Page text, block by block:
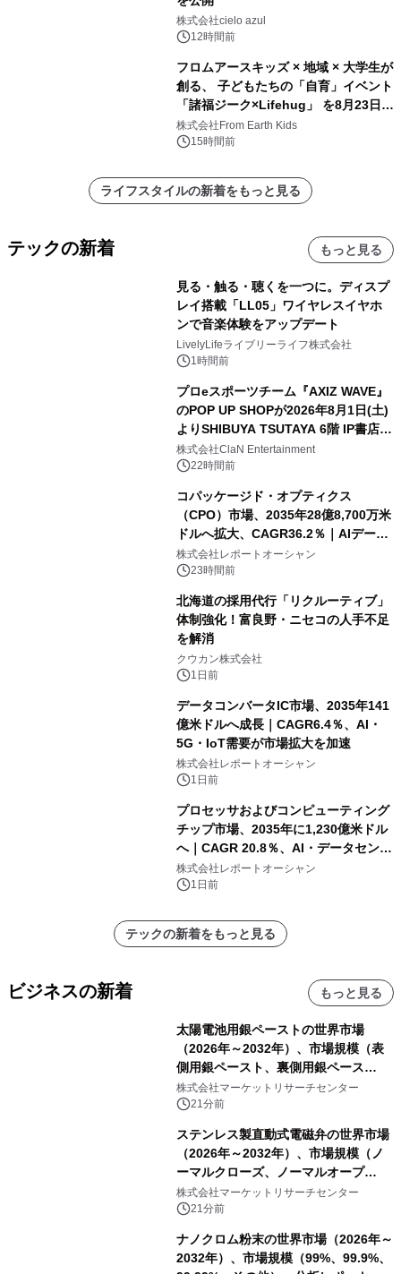
株式会社cielo azul
12時間前
フロムアースキッズ × 地域 × 大学生が
創る、 子どもたちの「自育」イベント
「諸福ジーク×Lifehug」 を8月23日
(日)開催
株式会社From Earth Kids
15時間前
ライフスタイルの新着をもっと見る
テックの新着 もっと見る
見る・触る・聴くを一つに。ディスプ
レイ搭載「LL05」ワイヤレスイヤホ
ンで音楽体験をアップデート
LivelyLifeライブリーライフ株式会社
1時間前
プロeスポーツチーム『AXIZ WAVE』
のPOP UP SHOPが2026年8月1日(土)
よりSHIBUYA TSUTAYA 6階 IP書店で
開催決定！！
株式会社ClaN Entertainment
22時間前
コパッケージド・オプティクス
（CPO）市場、2035年28億8,700万米
ドルへ拡大、CAGR36.2％｜AIデータ
センター・高速光通信需要が成長を加
速
株式会社レポートオーシャン
23時間前
北海道の採用代行「リクルーティブ」
体制強化！富良野・ニセコの人手不足
を解消
クウカン株式会社
1日前
データコンバータIC市場、2035年141
億米ドルへ成長｜CAGR6.4％、AI・
5G・IoT需要が市場拡大を加速
株式会社レポートオーシャン
1日前
プロセッサおよびコンピューティング
チップ市場、2035年に1,230億米ドル
へ｜CAGR 20.8％、AI・データセンタ
ー需要が成長を牽引
株式会社レポートオーシャン
1日前
テックの新着をもっと見る
ビジネスの新着 もっと見る
太陽電池用銀ペーストの世界市場
（2026年～2032年）、市場規模（表
側用銀ペースト、裏側用銀ペース
ト）・分析レポートを発表
株式会社マーケットリサーチセンター
21分前
ステンレス製直動式電磁弁の世界市場
（2026年～2032年）、市場規模（ノ
ーマルクローズ、ノーマルオープ
ン）・分析レポートを発表
株式会社マーケットリサーチセンター
21分前
ナノクロム粉末の世界市場（2026年～
2032年）、市場規模（99%、99.9%、